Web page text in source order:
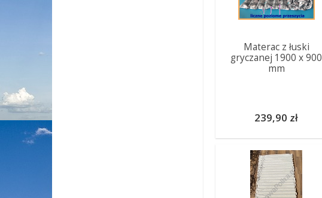
Materac z łuski
gryczanej 1900 x 900
mm
239,90 zł